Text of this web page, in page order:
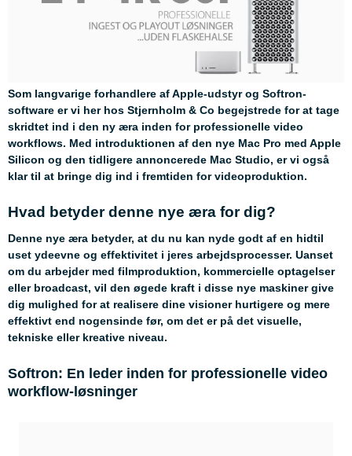
Som langvarige forhandlere af Apple-udstyr og Softron-
software er vi her hos Stjernholm & Co begejstrede for at tage
skridtet ind i den ny æra inden for professionelle video
workflows. Med introduktionen af den nye Mac Pro med Apple
Silicon og den tidligere annoncerede Mac Studio, er vi også
klar til at bringe dig ind i fremtiden for videoproduktion.
Hvad betyder denne nye æra for dig?
Denne nye æra betyder, at du nu kan nyde godt af en hidtil
uset ydeevne og effektivitet i jeres arbejdsprocesser. Uanset
om du arbejder med filmproduktion, kommercielle optagelser
eller broadcast, vil den øgede kraft i disse nye maskiner give
dig mulighed for at realisere dine visioner hurtigere og mere
effektivt end nogensinde før, om det er på det visuelle,
tekniske eller kreative niveau.
Softron: En leder inden for professionelle video
workflow-løsninger